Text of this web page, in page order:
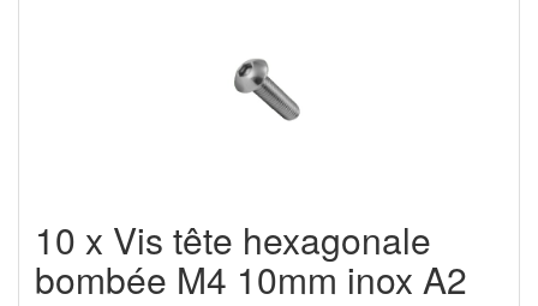
10 x Vis tête hexagonale
bombée M4 10mm inox A2